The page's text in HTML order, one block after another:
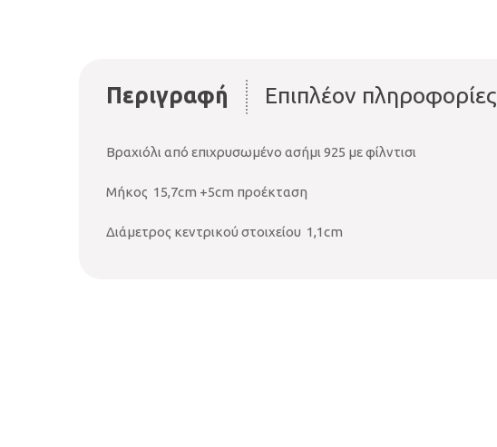
Περιγραφή Επιπλέον πληροφορίες
Βραχιόλι από επιχρυσωμένο ασήμι 925 με φίλντισι
Μήκος 15,7cm +5cm προέκταση
Διάμετρος κεντρικού στοιχείου 1,1cm